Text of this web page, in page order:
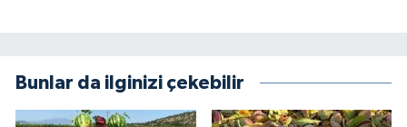
Bunlar da ilginizi çekebilir